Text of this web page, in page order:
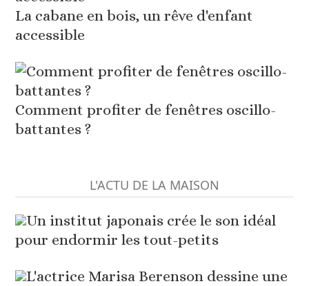
La cabane en bois, un rêve d'enfant
accessible
Comment profiter de fenêtres oscillo-
battantes ?
L'ACTU DE LA MAISON
Un institut japonais crée le son idéal
pour endormir les tout-petits
L'actrice Marisa Berenson dessine une